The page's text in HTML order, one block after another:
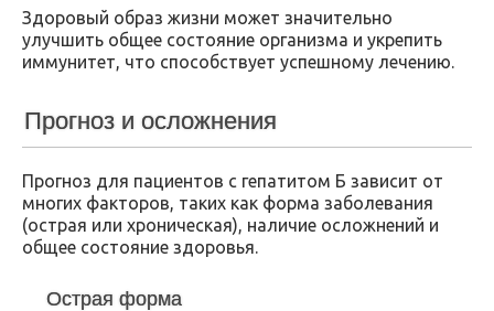
Здоровый образ жизни может значительно
улучшить общее состояние организма и укрепить
иммунитет, что способствует успешному лечению.
Прогноз и осложнения
Прогноз для пациентов с гепатитом Б зависит от
многих факторов, таких как форма заболевания
(острая или хроническая), наличие осложнений и
общее состояние здоровья.
Острая форма